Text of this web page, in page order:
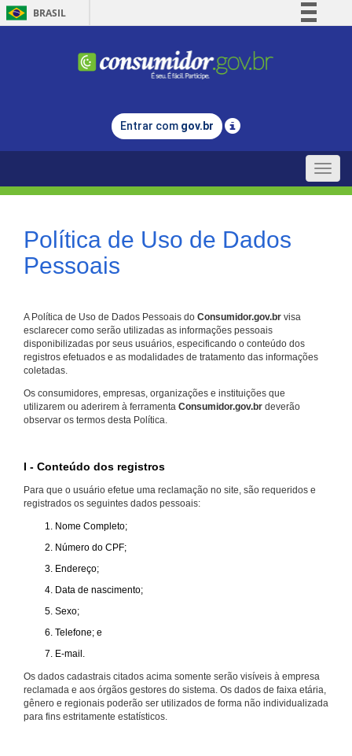
BRASIL
Comunica BR
Legislação
Entrar com gov.br
Toggle
Política de Uso de Dados
Pessoais
A Política de Uso de Dados Pessoais do Consumidor.gov.br visa
esclarecer como serão utilizadas as informações pessoais
disponibilizadas por seus usuários, especificando o conteúdo dos
registros efetuados e as modalidades de tratamento das informações
coletadas.
Os consumidores, empresas, organizações e instituições que
utilizarem ou aderirem à ferramenta Consumidor.gov.br deverão
observar os termos desta Política.
I - Conteúdo dos registros
Para que o usuário efetue uma reclamação no site, são requeridos e
registrados os seguintes dados pessoais:
Nome Completo;
Número do CPF;
Endereço;
Data de nascimento;
Sexo;
Telefone; e
E-mail.
Os dados cadastrais citados acima somente serão visíveis à empresa
reclamada e aos órgãos gestores do sistema. Os dados de faixa etária,
gênero e regionais poderão ser utilizados de forma não individualizada
para fins estritamente estatísticos.